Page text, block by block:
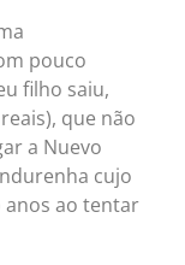
pouco
filho saiu,
que não
a Nuevo
cujo
anos ao tentar